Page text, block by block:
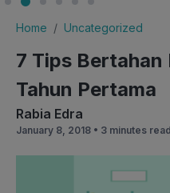
Home Uncategorized
7 Tips Bertahan
Tahun Pertama
Rabia Edra
January 8, 2018 • 3 minutes read